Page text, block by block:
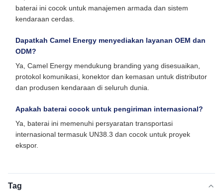
baterai ini cocok untuk manajemen armada dan sistem
kendaraan cerdas.
Dapatkah Camel Energy menyediakan layanan OEM dan
ODM?
Ya, Camel Energy mendukung branding yang disesuaikan,
protokol komunikasi, konektor dan kemasan untuk distributor
dan produsen kendaraan di seluruh dunia.
Apakah baterai cocok untuk pengiriman internasional?
Ya, baterai ini memenuhi persyaratan transportasi
internasional termasuk UN38.3 dan cocok untuk proyek
ekspor.
Tag